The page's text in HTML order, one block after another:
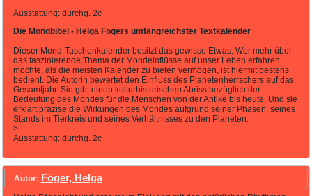
Ausstattung: durchg. 2c
Die Mondbibel - Helga Fögers umfangreichster Textkalender
Dieser Mond-Taschenkalender besitzt das gewisse Etwas: Wer mehr über
das faszinierende Thema der Mondeinflüsse auf unser Leben erfahren
möchte, als die meisten Kalender zu bieten vermögen, ist hiermit bestens
bedient. Die Autorin bewertet den Einfluss des Planetenherrschers auf das
Gesamtjahr. Sie gibt einen kulturhistorischen Abriss bezüglich der
Bedeutung des Mondes für die Menschen von der Antike bis heute. Und sie
erklärt präzise die Wirkungen des Mondes aufgrund seiner Phasen, seines
Stands im Tierkreis und seines Verhältnisses zu den Planeten.
>
Ausstattung: durchg. 2c
Autor: Föger, Helga